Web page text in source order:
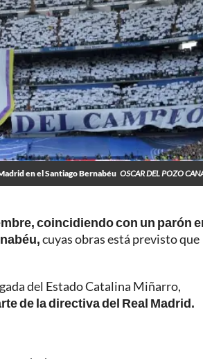
en el Santiago Bernabéu OSCAR DEL POZO
coincidiendo con un parón
cuyas obras está previsto que
del Estado Catalina Miñarro,
de la directiva del Real Madrid.